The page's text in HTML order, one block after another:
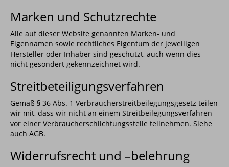
Marken und Schutzrechte
Alle auf dieser Website genannten Marken- und
Eigennamen sowie rechtliches Eigentum der jeweiligen
Hersteller oder Inhaber sind geschützt, auch wenn dies
nicht gesondert gekennzeichnet wird.
Streitbeteiligungsverfahren
Gemäß § 36 Abs. 1 Verbraucherstreitbeilegungsgesetz teilen
wir mit, dass wir nicht an einem Streitbeilegungsverfahren
vor einer Verbraucherschlichtungsstelle teilnehmen. Siehe
auch AGB.
Widerrufsrecht und –belehrung